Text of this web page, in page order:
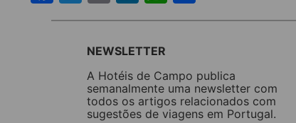
NEWSLETTER
A Hotéis de Campo publica
semanalmente uma newsletter com
todos os artigos relacionados com
sugestões de viagens em Portugal.